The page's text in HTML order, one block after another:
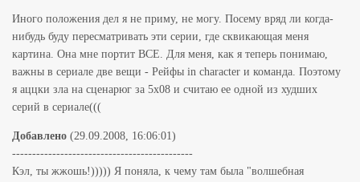
Иного положения дел я не приму, не могу. Посему вряд ли когда-
нибудь буду пересматривать эти серии, где сквикающая меня
картина. Она мне портит ВСЕ. Для меня, как я теперь понимаю,
важны в сериале две вещи - Рейфы in character и команда. Поэтому
я аццки зла на сценарюг за 5х08 и считаю ее одной из худших
серий в сериале(((
Добавлено (29.09.2008, 16:06:01)
---------------------------------------------
Кэл, ты жжошь!))))) Я поняла, к чему там была "волшебная